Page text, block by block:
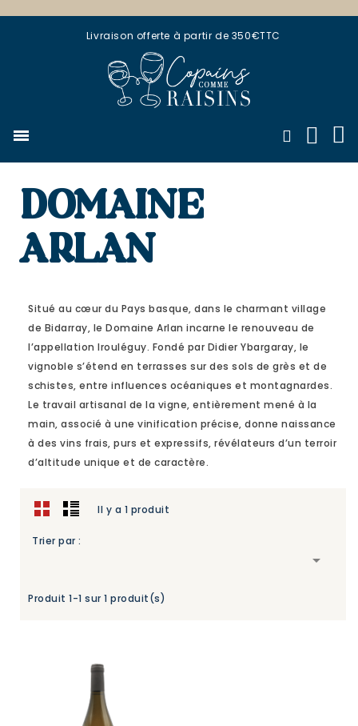
Livraison offerte à partir de 350€TTC
DOMAINE
ARLAN
Situé au cœur du Pays basque, dans le charmant village
de Bidarray, le Domaine Arlan incarne le renouveau de
l’appellation Irouléguy. Fondé par Didier Ybargaray, le
vignoble s’étend en terrasses sur des sols de grès et de
schistes, entre influences océaniques et montagnardes.
Le travail artisanal de la vigne, entièrement mené à la
main, associé à une vinification précise, donne naissance
à des vins frais, purs et expressifs, révélateurs d’un terroir
d’altitude unique et de caractère.
Il y a 1 produit
Trier par :

Produit 1-1 sur 1 produit(s)